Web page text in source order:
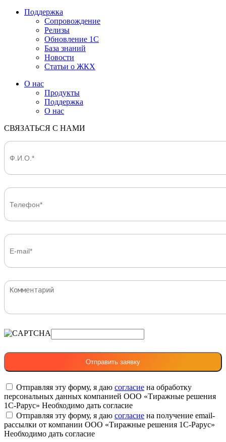
Поддержка
Сопровождение
Релизы
Обновление 1С
База знаний
Новости
Статьи о ЖКХ
О нас
Продукты
Поддержка
О нас
СВЯЗАТЬСЯ С НАМИ
Отправляя эту форму, я даю согласие на обработку
персональных данных компанией ООО «Тиражные решения
1С-Рарус» Необходимо дать согласие
Отправляя эту форму, я даю согласие на получение email-
рассылки от компании ООО «Тиражные решения 1С-Рарус»
Необходимо дать согласие